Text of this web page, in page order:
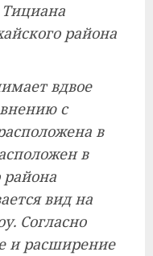
района
вдвое
с
в
в
района
вид на
Согласно
и расширение